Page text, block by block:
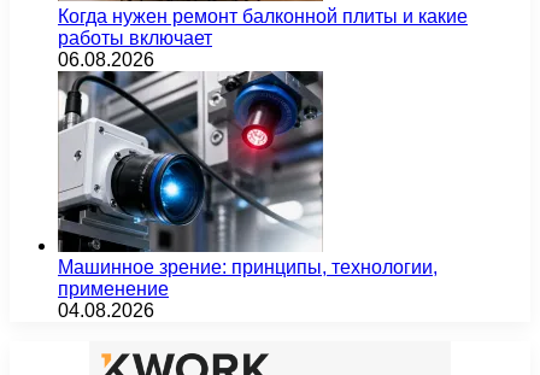
Когда нужен ремонт балконной плиты и какие
работы включает
06.08.2026
Машинное зрение: принципы, технологии,
применение
04.08.2026